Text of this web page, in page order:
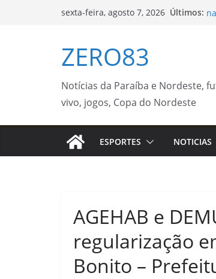
sexta-feira, agosto 7, 2026 Últimos:
ZERO83
Notícias da Paraíba e Nordeste,
vivo, jogos, Copa do Nordeste
ESPORTES NOTICIAS
AGEHAB e
regularização
Bonito –